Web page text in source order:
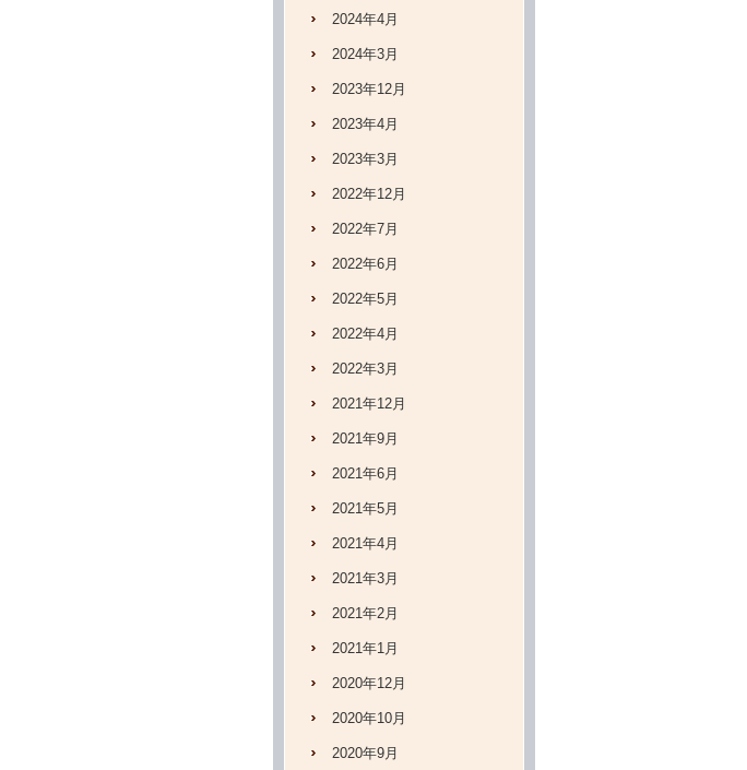
2024年4月
2024年3月
2023年12月
2023年4月
2023年3月
2022年12月
2022年7月
2022年6月
2022年5月
2022年4月
2022年3月
2021年12月
2021年9月
2021年6月
2021年5月
2021年4月
2021年3月
2021年2月
2021年1月
2020年12月
2020年10月
2020年9月